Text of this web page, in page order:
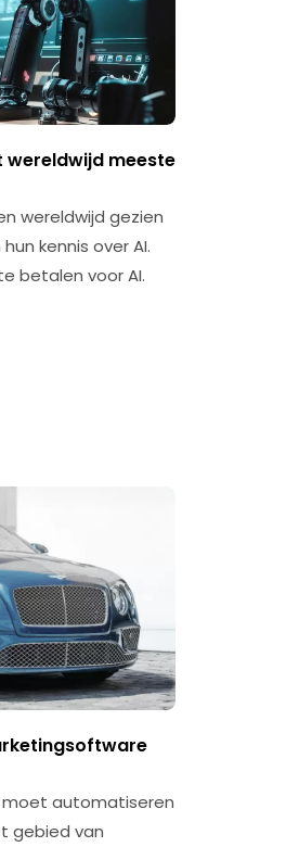
wereldwijd meeste
wereldwijd gezien
kennis over AI.
betalen voor AI.
automatiseren
gebied van